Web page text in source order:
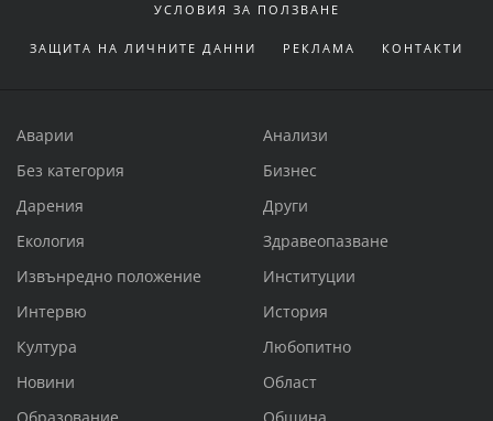
УСЛОВИЯ ЗА ПОЛЗВАНЕ
ЗАЩИТА НА ЛИЧНИТЕ ДАННИ РЕКЛАМА КОНТАКТИ
Аварии
Анализи
Без категория
Бизнес
Дарения
Други
Екология
Здравеопазване
Извънредно положение
Институции
Интервю
История
Култура
Любопитно
Новини
Област